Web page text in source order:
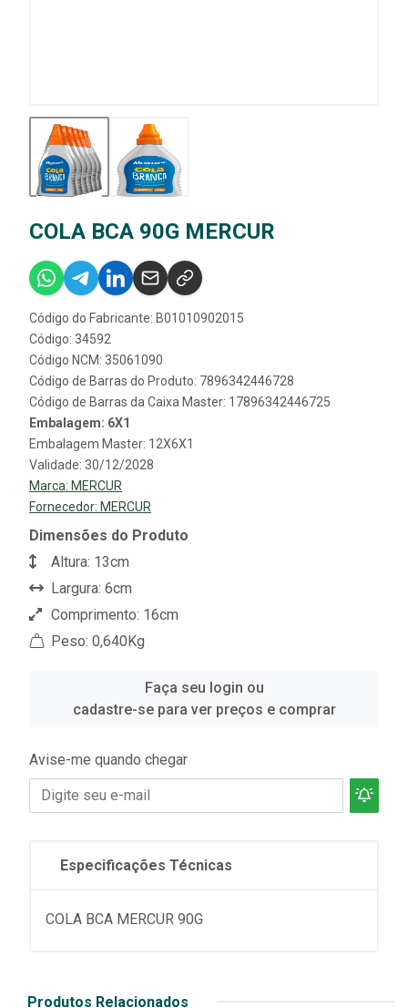
COLA BCA 90G MERCUR
Código do Fabricante: B01010902015
Código: 34592
Código NCM: 35061090
Código de Barras do Produto: 7896342446728
Código de Barras da Caixa Master: 17896342446725
Embalagem: 6X1
Embalagem Master: 12X6X1
Validade: 30/12/2028
Marca: MERCUR
Fornecedor: MERCUR
Dimensões do Produto
Altura: 13cm
Largura: 6cm
Comprimento: 16cm
Peso: 0,640Kg
Faça seu login ou
cadastre-se para ver preços e comprar
Avise-me quando chegar
Especificações Técnicas
COLA BCA MERCUR 90G
Produtos Relacionados